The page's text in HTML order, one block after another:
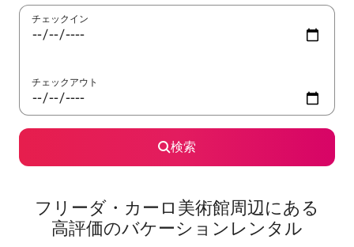
チェックイン
チェックアウト
検索
フリーダ・カーロ美術館⁠周⁠辺⁠に⁠あ⁠る
高⁠評⁠価⁠のバ⁠ケ⁠ー⁠シ⁠ョ⁠ン⁠レ⁠ン⁠タ⁠ル